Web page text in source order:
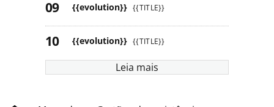
{{evolution}} {{TITLE}}
{{evolution}} {{TITLE}}
Leia mais